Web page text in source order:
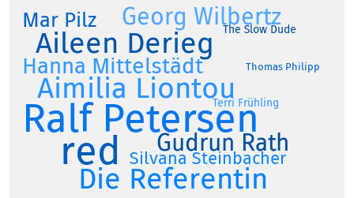
Ralf Petersen
red
Aileen Derieg
Aimilia Liontou
Die Referentin
Georg Wilbertz
Gudrun Rath
Hanna Mittelstädt
Mar Pilz
Silvana Steinbacher
Terri Frühling
The Slow Dude
Thomas Philipp